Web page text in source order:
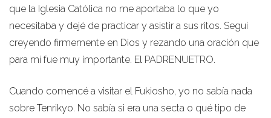
que la Iglesia Católica no me aportaba lo que yo
necesitaba y dejé de practicar y asistir a sus ritos. Seguí
creyendo firmemente en Dios y rezando una oración que
para mí fue muy importante. El PADRENUETRO.
Cuando comencé a visitar el Fukiosho, yo no sabía nada
sobre Tenrikyo. No sabía si era una secta o qué tipo de